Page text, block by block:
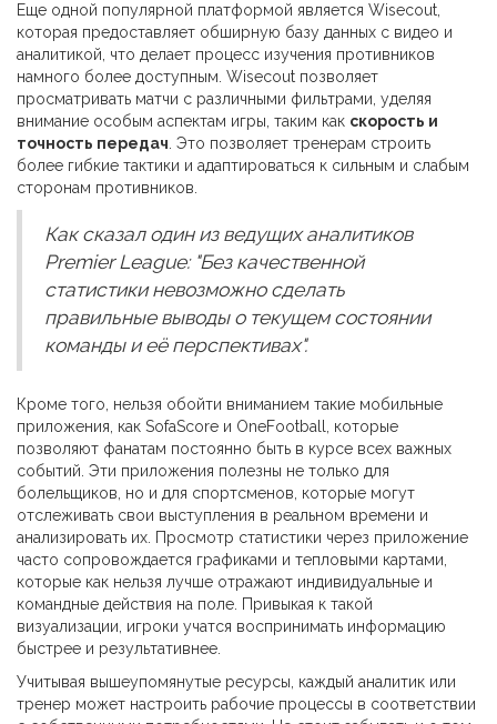
Еще одной популярной платформой является Wisecout,
которая предоставляет обширную базу данных с видео и
аналитикой, что делает процесс изучения противников
намного более доступным. Wisecout позволяет
просматривать матчи с различными фильтрами, уделяя
внимание особым аспектам игры, таким как скорость и
точность передач. Это позволяет тренерам строить
более гибкие тактики и адаптироваться к сильным и слабым
сторонам противников.
Как сказал один из ведущих аналитиков
Premier League: "Без качественной
статистики невозможно сделать
правильные выводы о текущем состоянии
команды и её перспективах".
Кроме того, нельзя обойти вниманием такие мобильные
приложения, как SofaScore и OneFootball, которые
позволяют фанатам постоянно быть в курсе всех важных
событий. Эти приложения полезны не только для
болельщиков, но и для спортсменов, которые могут
отслеживать свои выступления в реальном времени и
анализировать их. Просмотр статистики через приложение
часто сопровождается графиками и тепловыми картами,
которые как нельзя лучше отражают индивидуальные и
командные действия на поле. Привыкая к такой
визуализации, игроки учатся воспринимать информацию
быстрее и результативнее.
Учитывая вышеупомянутые ресурсы, каждый аналитик или
тренер может настроить рабочие процессы в соответствии